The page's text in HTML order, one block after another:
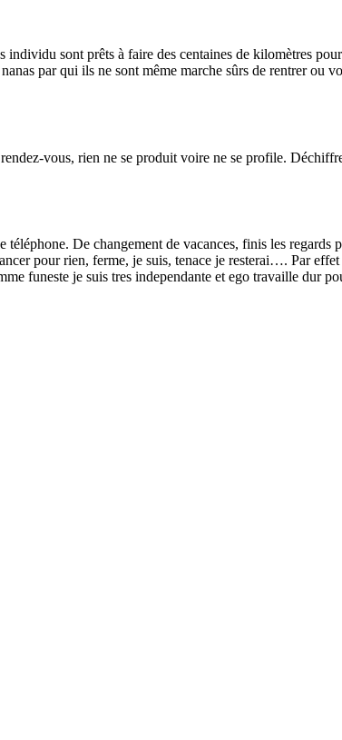
sont prêts à faire des centaines de kilomètres
par qui ils ne sont même marche sûrs de rentrer ou
vous, rien ne se produit voire ne se profile.
De changement de vacances, finis les regards
pour rien, ferme, je suis, tenace je resterai…. Par
funeste je suis tres independante et ego travaille dur